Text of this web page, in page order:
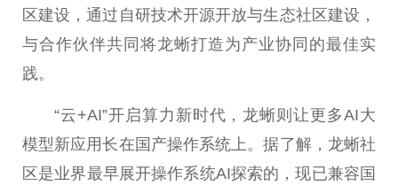
区建设，通过自研技术开源开放与生态社区建设，
与合作伙伴共同将龙蜥打造为产业协同的最佳实
践。
“云+AI”开启算力 新时代 ，龙蜥则让更多AI大
模型新应用长在国产操作系统上。据了解，龙蜥社
区是业界最早展开操作系统AI探索的，现已兼容国